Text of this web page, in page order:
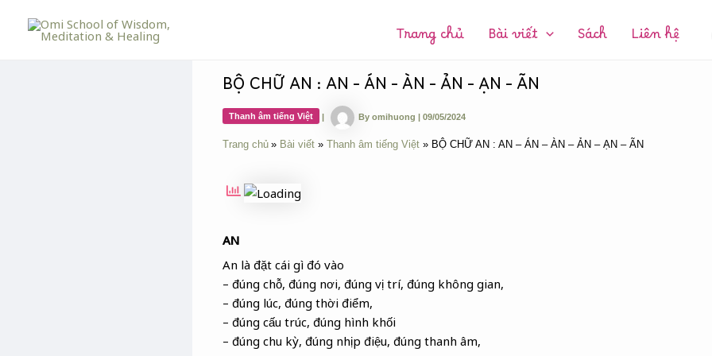
Trang chủ Bài viết Sách Liên hệ
BỘ CHỮ AN : AN – ÁN – ÀN – ẢN – ẠN – ÃN
Thanh âm tiếng Việt | By omihuong | 09/05/2024
Trang chủ Bài viết Thanh âm tiếng Việt BỘ CHỮ AN : AN – ÁN – ÀN – ẢN – ẠN – ÃN
AN
An là đặt cái gì đó vào
– đúng chỗ, đúng nơi, đúng vị trí, đúng không gian,
– đúng lúc, đúng thời điểm,
– đúng cấu trúc, đúng hình khối
– đúng chu kỳ, đúng nhịp điệu, đúng thanh âm,